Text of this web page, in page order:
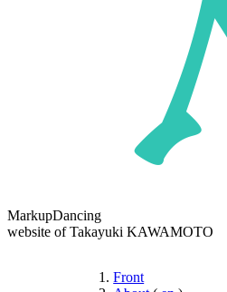
MarkupDancing
website of Takayuki KAWAMOTO
Front